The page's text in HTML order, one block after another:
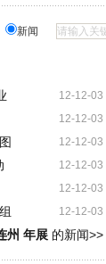
新闻
12-12-03
12-12-03
12-12-03
12-12-03
12-12-03
12-12-03
州 年展的新闻>>